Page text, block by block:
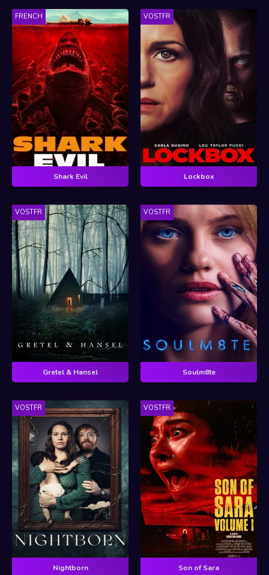
FRENCH
Shark Evil
VOSTFR
Lockbox
VOSTFR
Gretel & Hansel
VOSTFR
Soulm8te
VOSTFR
Nightborn
VOSTFR
Son of Sara